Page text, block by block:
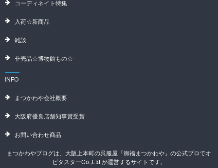
コーディネイト特集
入荷☆新商品
雑談
非売品☆博物館もの☆
INFO
まつかわや会社概要
大阪府優良店舗知事賞受賞
お問い合わせ商品
まつかわやブログは、大阪上本町の呉服屋「御福まつかわや」の公式ブロでオ
ビタスターCo.,Ltd.が運営するサイトです。